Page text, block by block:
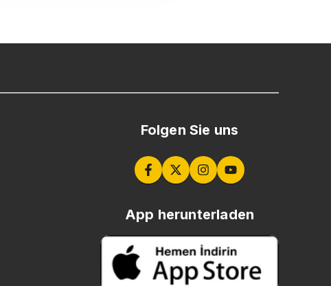
Folgen Sie uns
App herunterladen